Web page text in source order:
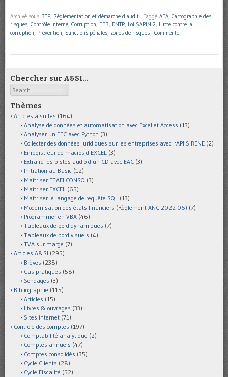
Archivé sous BTP, Réglementation et démarche d'audit Taggé AFA, Cartographie des
risques, Contrôle interne, Corruption, FFB, FNTP, Loi SAPIN 2, Lutte contre la
corruption, Prévention, Sanctions pénales, zones de risques Commenter
Chercher sur A&SI…
Search
Thèmes
Articles à suites (164)
Analyse de données et automatisation avec Excel et Access (13)
Analyser un FEC avec Python (3)
Collecter des données juridiques sur les entreprises avec l'API SIRENE (2)
Enregistreur de macros d'EXCEL (3)
Extraire les pistes audio d'un CD avec EAC (3)
Initiation au Basic (12)
Maîtriser ETAFI CONSO (3)
Maîtriser EXCEL (65)
Maîtriser le langage de requête SQL (13)
Modernisation des états financiers (Règlement ANC 2022-06) (7)
Programmer en VBA (46)
Tableaux de bord dynamiques (7)
Tableaux de bord visuels (4)
TVA sur marge (7)
Articles A&SI (295)
Brèves (238)
Cas pratiques (58)
Sondages (3)
Bibliographie (115)
Articles (15)
Livres & ouvrages (33)
Sites internet (71)
Contrôle des comptes (197)
Comptabilité analytique (2)
Comptes annuels (47)
Comptes consolidés (35)
Cycle Clients (28)
Cycle Fiscalité (52)